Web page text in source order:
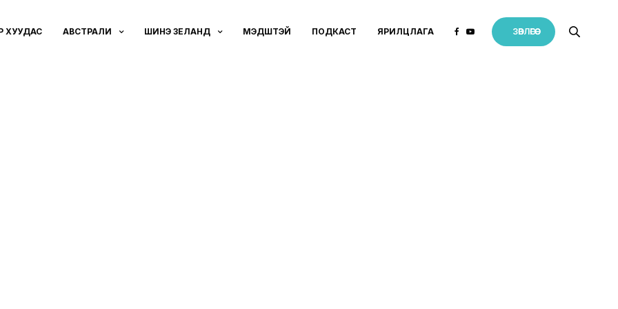
ХУУДАС АВСТРАЛИ ШИНЭ ЗЕЛАНД МЭДҮҮШТЭЙ ПОДКАСТ ЯРИЛЦЛАГА ЗӨВЛӨГӨӨ